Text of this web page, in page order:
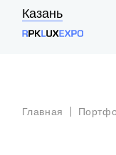
Казань
УСЛУГИ
Главная